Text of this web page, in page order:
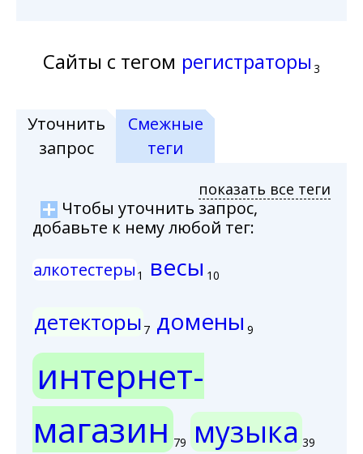
Сайты с тегом регистраторы 3
Уточнить
запрос
Смежные
теги
показать все теги
Чтобы уточнить запрос,
добавьте к нему любой тег:
алкотестеры 1 весы 10
детекторы 7 домены 9
интернет-
магазин 79 музыка 39